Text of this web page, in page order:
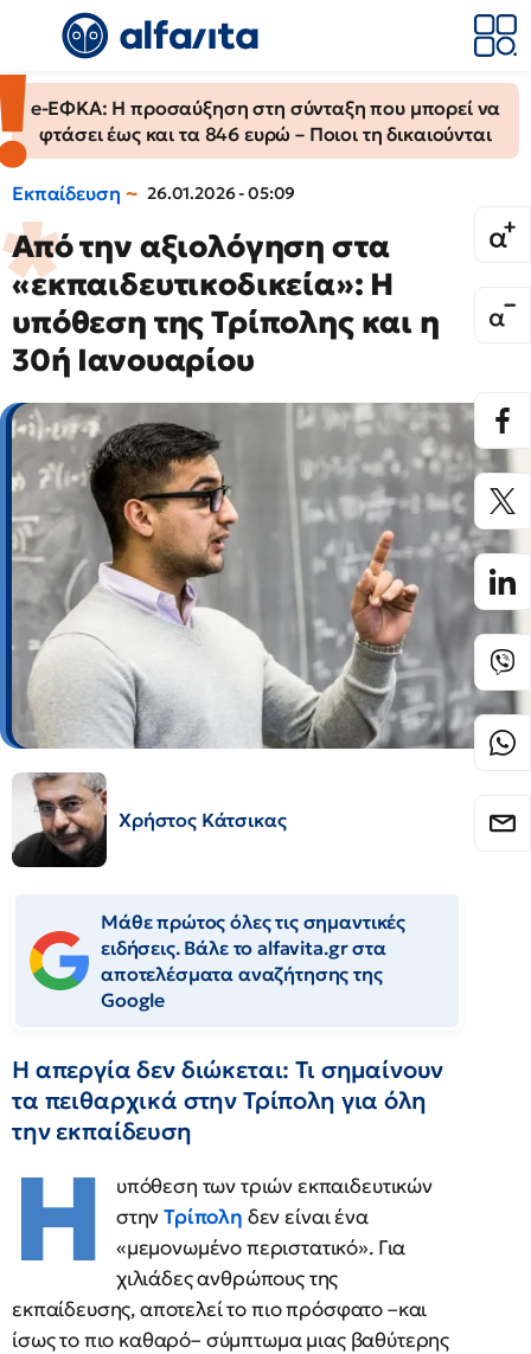
e-ΕΦΚΑ: Η προσαύξηση στη σύνταξη που μπορεί να
φτάσει έως και τα 846 ευρώ – Ποιοι τη δικαιούνται
Εκπαίδευση 26.01.2026 - 05:09
Από την αξιολόγηση στα
«εκπαιδευτικοδικεία»: Η
υπόθεση της Τρίπολης και η
30ή Ιανουαρίου
Χρήστος Κάτσικας
Μάθε πρώτος όλες τις σημαντικές
ειδήσεις. Βάλε το alfavita.gr στα
αποτελέσματα αναζήτησης της
Google
Η απεργία δεν διώκεται: Τι σημαίνουν
τα πειθαρχικά στην Τρίπολη για όλη
την εκπαίδευση
Η
υπόθεση των τριών εκπαιδευτικών
στηνΤρίπολη δεν είναι ένα
«μεμονωμένο περιστατικό». Για
χιλιάδες ανθρώπους της
εκπαίδευσης, αποτελεί το πιο πρόσφατο –και
ίσως το πιο καθαρό– σύμπτωμα μιας βαθύτερης